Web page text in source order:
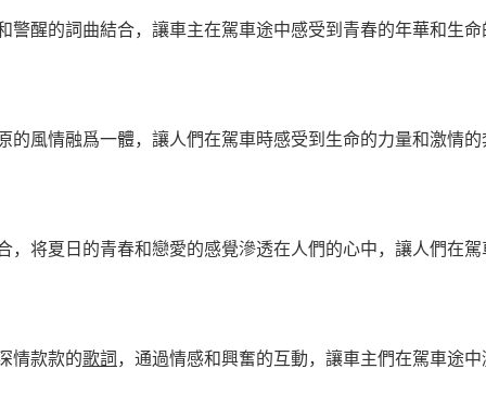
警醒的詞曲結合，讓車主在駕車途中感受到青春的年華和生命
的風情融爲一體，讓人們在駕車時感受到生命的力量和激情的
，将夏日的青春和戀愛的感覺滲透在人們的心中，讓人們在駕
情款款的歌詞 ，通過情感和興奮的互動，讓車主們在駕車途中